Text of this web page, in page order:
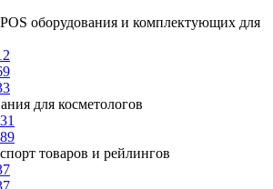
оборудования и комплектующих для
для косметологов
товаров и рейлингов